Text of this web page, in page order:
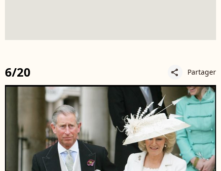
6/20 share Partager